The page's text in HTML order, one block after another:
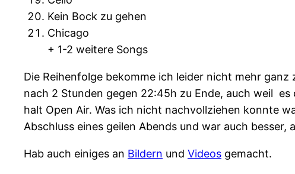
Kein Bock zu gehen
Chicago
+ 1-2 weitere Songs
Die Reihenfolge bekomme ich leider nicht mehr ganz
nach 2 Stunden gegen 22:45h zu Ende, auch weil
halt Open Air. Was ich nicht nachvollziehen konnte
Abschluss eines geilen Abends und war auch besser,
Hab auch einiges an Bildern und Videos gemacht.